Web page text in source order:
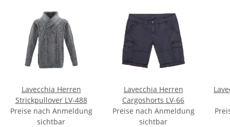
Lavecchia Herren
Strickpullover LV-488
Preise nach Anmeldung
sichtbar
Lavecchia Herren
Cargoshorts LV-66
Preise nach Anmeldung
sichtbar